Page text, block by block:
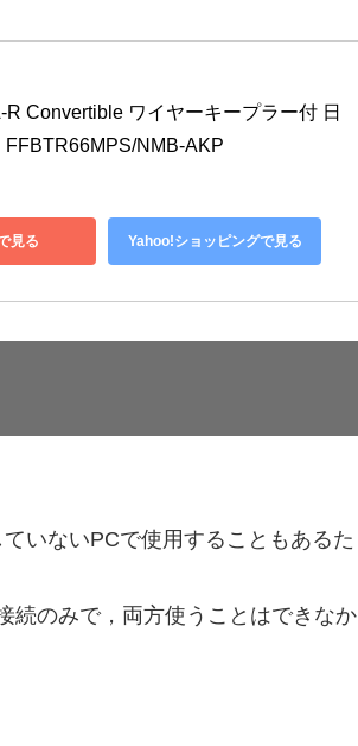
Convertible ワイヤーキープラー付 日
NMB-AKP
見る Yahoo!ショッピングで見る
いないPCで使用することもあるた
続のみで，両方使うことはできなか